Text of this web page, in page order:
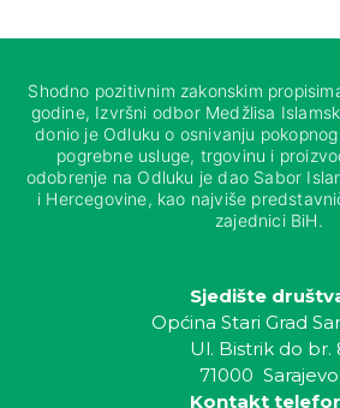
Shodno pozitivnim zakonskim
godine, Izvršni odbor Medžlisa
donio je Odluku o osnivanju
pogrebne usluge, trgovinu i
odobrenje na Odluku je dao Sabor
i Hercegovine, kao najviše
zajednici BiH.
Sjedište
Općina Stari Grad
Ul. Bistrik do br.
71000 Sarajevo
Kontakt